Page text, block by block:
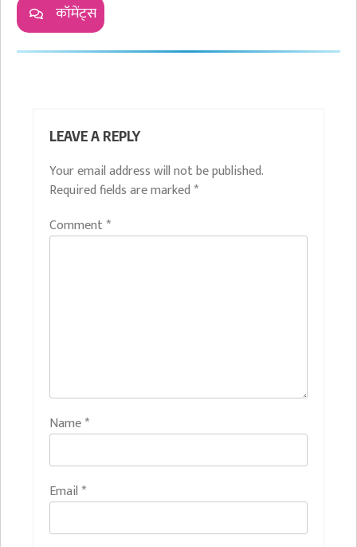
कॉमेंट्स
LEAVE A REPLY
Your email address will not be published.
Required fields are marked *
Comment*
Name*
Email *